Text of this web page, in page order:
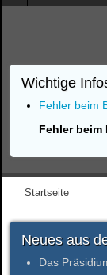
Wichtige
Fehler beim
Fehler beim
Startseite
Neues aus
Das